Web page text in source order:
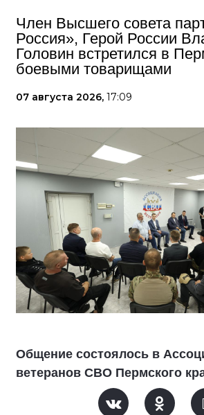
Член Высшего совета
Россия», Герой России
Головин встретился в
боевыми товарищами
07 августа 2026, 17:09
Общение состоялось в
ветеранов СВО Пермского